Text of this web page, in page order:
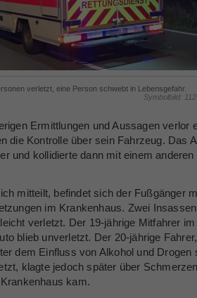
verletzt, eine Person schwebt in Lebensgefahr.
Symbolbild:
Ermittlungen und Aussagen verlor
die Kontrolle über sein Fahrzeug. Das
und kollidierte dann mit einem anderen
mitteilt, befindet sich der Fußgänger
im Krankenhaus. Zwei
verletzt. Der 19-jährige Mitfahrer im
blieb unverletzt. Der 20-jährige
dem Einfluss von Alkohol und Drogen
klagte jedoch später über
kam.